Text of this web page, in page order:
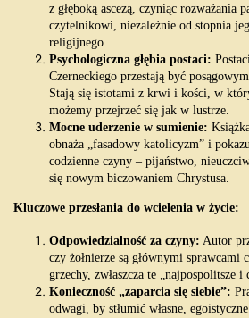
z głęboką ascezą, czyniąc rozważania
czytelnikowi, niezależnie od stopnia
religijnego.
Psychologiczna głębia postaci:
Czerneckiego przestają być
Stają się istotami z krwi i kości, w
możemy przejrzeć się jak w lustrze.
Mocne uderzenie w sumienie:
obnaża „fasadowy katolicyzm” i
codzienne czyny – pijaństwo,
się nowym biczowaniem Chrystusa.
Kluczowe przesłania do wcielenia w życie:
Odpowiedzialność za czyny: Autor
czy żołnierze są głównymi sprawcami
grzechy, zwłaszcza te „najpospolitsze i
Konieczność „zaparcia się siebie”:
odwagi, by stłumić własne,